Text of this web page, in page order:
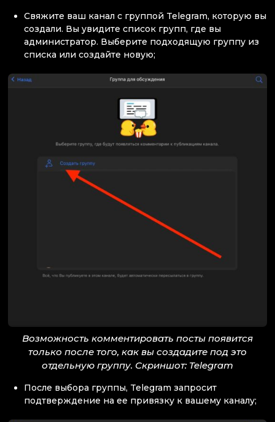
Свяжите ваш канал с группой Telegram, которую вы
создали. Вы увидите список групп, где вы
администратор. Выберите подходящую группу из
списка или создайте новую;
Возможность комментировать посты появится
только после того, как вы создадите под это
отдельную группу. Скриншот: Telegram
После выбора группы, Telegram запросит
подтверждение на ее привязку к вашему каналу;